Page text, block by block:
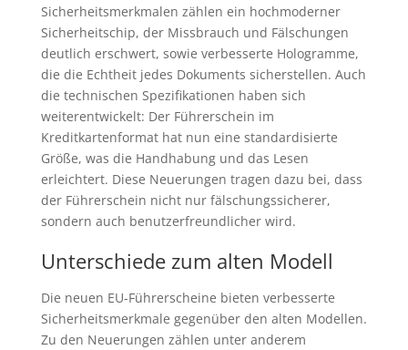
Sicherheitsmerkmalen zählen ein hochmoderner
Sicherheitschip, der Missbrauch und Fälschungen
deutlich erschwert, sowie verbesserte Hologramme,
die die Echtheit jedes Dokuments sicherstellen. Auch
die technischen Spezifikationen haben sich
weiterentwickelt: Der Führerschein im
Kreditkartenformat hat nun eine standardisierte
Größe, was die Handhabung und das Lesen
erleichtert. Diese Neuerungen tragen dazu bei, dass
der Führerschein nicht nur fälschungssicherer,
sondern auch benutzerfreundlicher wird.
Unterschiede zum alten Modell
Die neuen EU-Führerscheine bieten verbesserte
Sicherheitsmerkmale gegenüber den alten Modellen.
Zu den Neuerungen zählen unter anderem